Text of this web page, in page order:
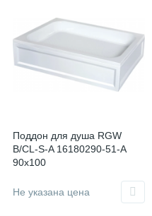
Смесители для душа 11
Смесители для
Шторки на ванну
Поддон для душа RGW
B/CL-S-A 16180290-51-A
90х100
Не указана цена